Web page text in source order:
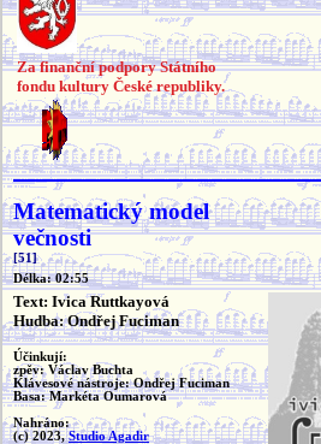
Za finanční podpory Státního
fondu kultury České republiky.
Matematický model
večnosti
[51]
Délka: 02:55
Text: Ivica Ruttkayová
Hudba: Ondřej Fuciman
Účinkují:
zpěv: Václav Buchta
Klávesové nástroje: Ondřej Fuciman
Basa: Markéta Oumarová
Nahráno:
(c) 2023,Studio Agadir